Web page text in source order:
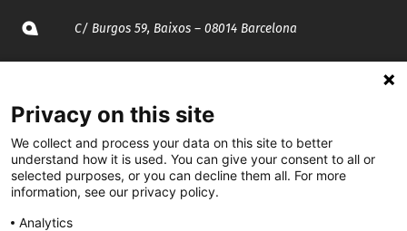
C/ Burgos 59, Baixos – 08014 Barcelona
935 120 481
@CGTCatalunya
Privacy on this site
We collect and process your data on this site to better
understand how it is used. You can give your consent to all or
selected purposes, or you can decline them all. For more
information, see our privacy policy.
Analytics